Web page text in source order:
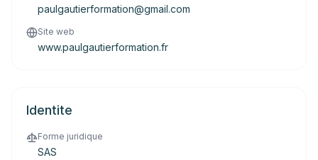
paulgautierformation@gmail.com
Site web
www.paulgautierformation.fr
Identite
Forme juridique
SAS